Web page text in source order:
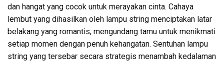
dan hangat yang cocok untuk merayakan cinta. Cahaya
lembut yang dihasilkan oleh lampu string menciptakan latar
belakang yang romantis, mengundang tamu untuk menikmati
setiap momen dengan penuh kehangatan. Sentuhan lampu
string yang tersebar secara strategis menambah kedalaman